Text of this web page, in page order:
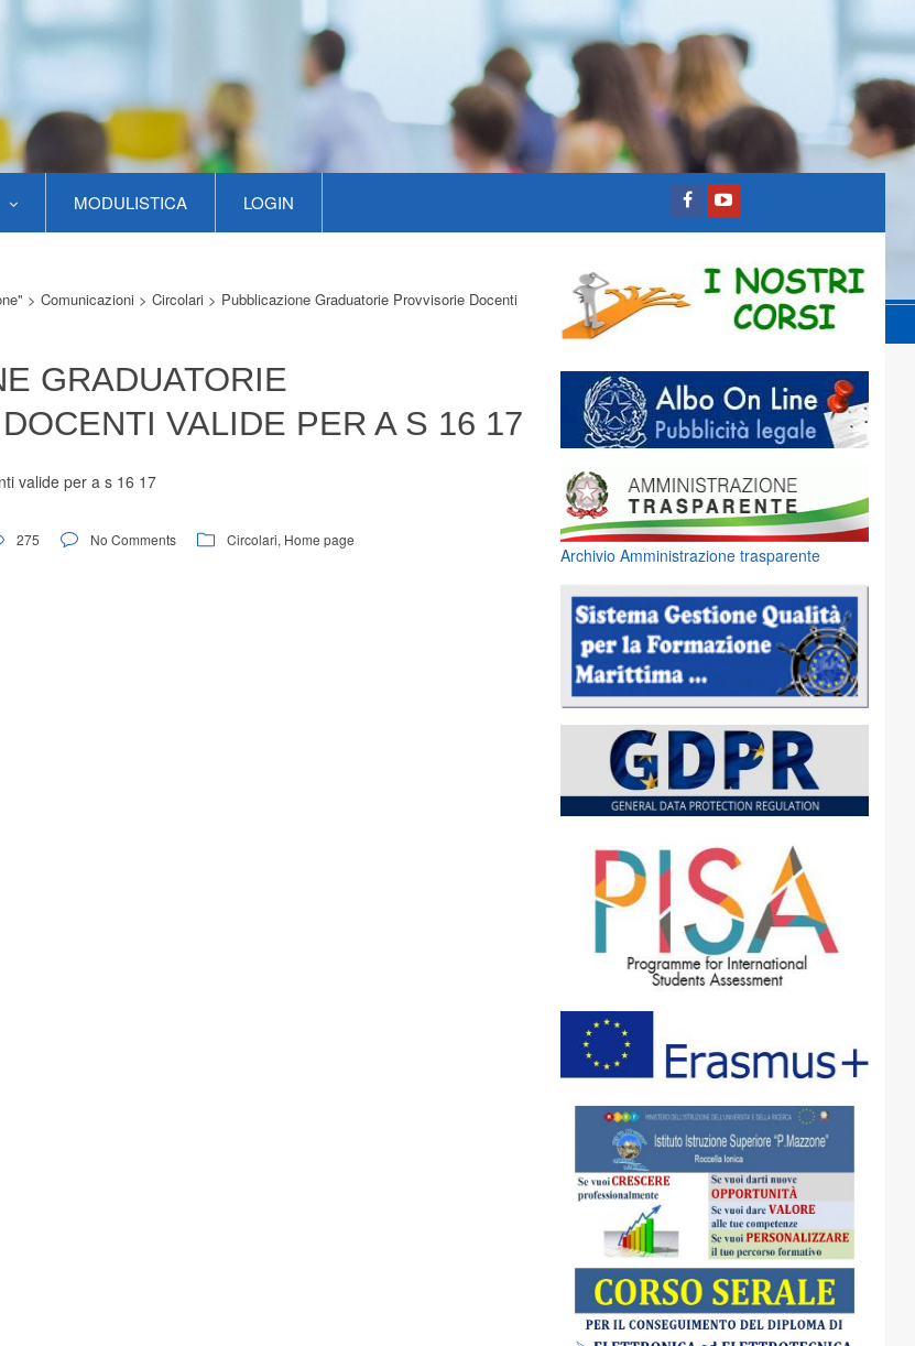
MODULISTICA LOGIN
> Comunicazioni > Circolari > Pubblicazione Graduatorie Provvisorie Docenti
GRADUATORIE
VALIDE PER A S 16 17
valide per a s 16 17
275 No Comments Circolari, Home page
Archivio Amministrazione trasparente